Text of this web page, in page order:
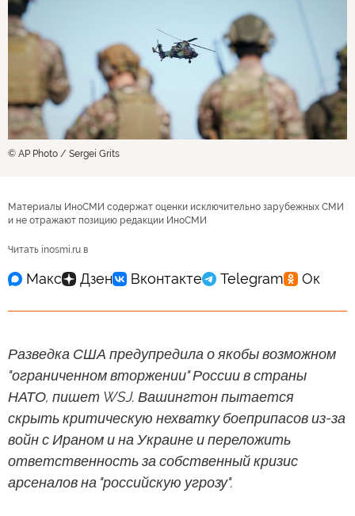
© AP Photo / Sergei Grits
Материалы ИноСМИ содержат оценки исключительно зарубежных СМИ
и не отражают позицию редакции ИноСМИ
Читать inosmi.ru в
Разведка США предупредила о якобы возможном
"ограниченном вторжении" России в страны
НАТО, пишет WSJ. Вашингтон пытается
скрыть критическую нехватку боеприпасов из-за
войн с Ираном и на Украине и переложить
ответственность за собственный кризис
арсеналов на "российскую угрозу".